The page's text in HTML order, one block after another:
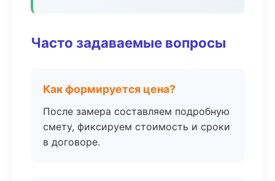
Часто задаваемые вопросы
Как формируется цена?
После замера составляем подробную
смету, фиксируем стоимость и сроки
в договоре.